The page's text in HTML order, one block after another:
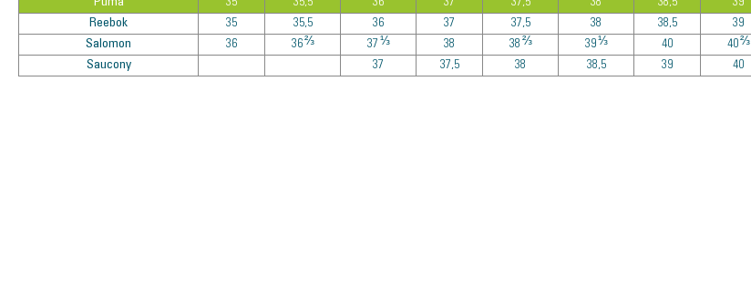
Puma
35 35,5 36 37 37,5 38 38,5 39
Reebok
35 35,5 36 37 37,5 38 38,5 39
Salomon
36 36⅔ 37 ⅓ 38 38 ⅔ 39⅓ 40 40⅔
Saucony
37 37,5 38 38,5 39 40